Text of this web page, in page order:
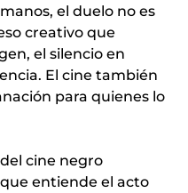
el duelo no es
creativo que
el silencio en
El cine también
para quienes lo
cine negro
entiende el acto